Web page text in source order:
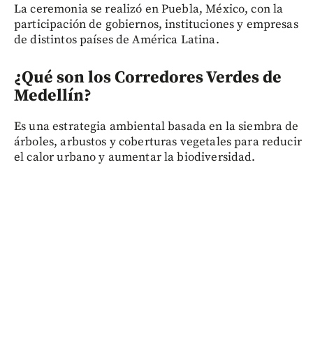
La ceremonia se realizó en Puebla, México, con la
participación de gobiernos, instituciones y empresas
de distintos países de América Latina.
¿Qué son los Corredores Verdes de
Medellín?
Es una estrategia ambiental basada en la siembra de
árboles, arbustos y coberturas vegetales para reducir
el calor urbano y aumentar la biodiversidad.